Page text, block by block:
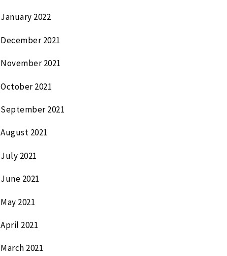
January 2022
December 2021
November 2021
October 2021
September 2021
August 2021
July 2021
June 2021
May 2021
April 2021
March 2021